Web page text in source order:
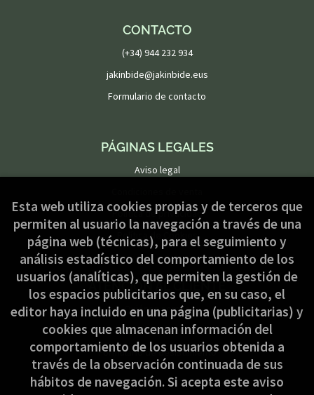
CONTACTO
(+34) 944 232 934
jakinbide@jakinbide.eus
Formulario de contacto
PÁGINAS LEGALES
Aviso legal
Política de privacidad
Política de Cookies
ATENCIÓN AL CLIENTE
Quiénes somos
Pedidos especiales
Formulario de desistimiento
Esta web utiliza cookies propias y de terceros que
permiten al usuario la navegación a través de una
página web (técnicas), para el seguimiento y
análisis estadístico del comportamiento de los
usuarios (analíticas), que permiten la gestión de
los espacios publicitarios que, en su caso, el
editor haya incluido en una página (publicitarias) y
cookies que almacenan información del
comportamiento de los usuarios obtenida a
través de la observación continuada de sus
hábitos de navegación. Si acepta este aviso